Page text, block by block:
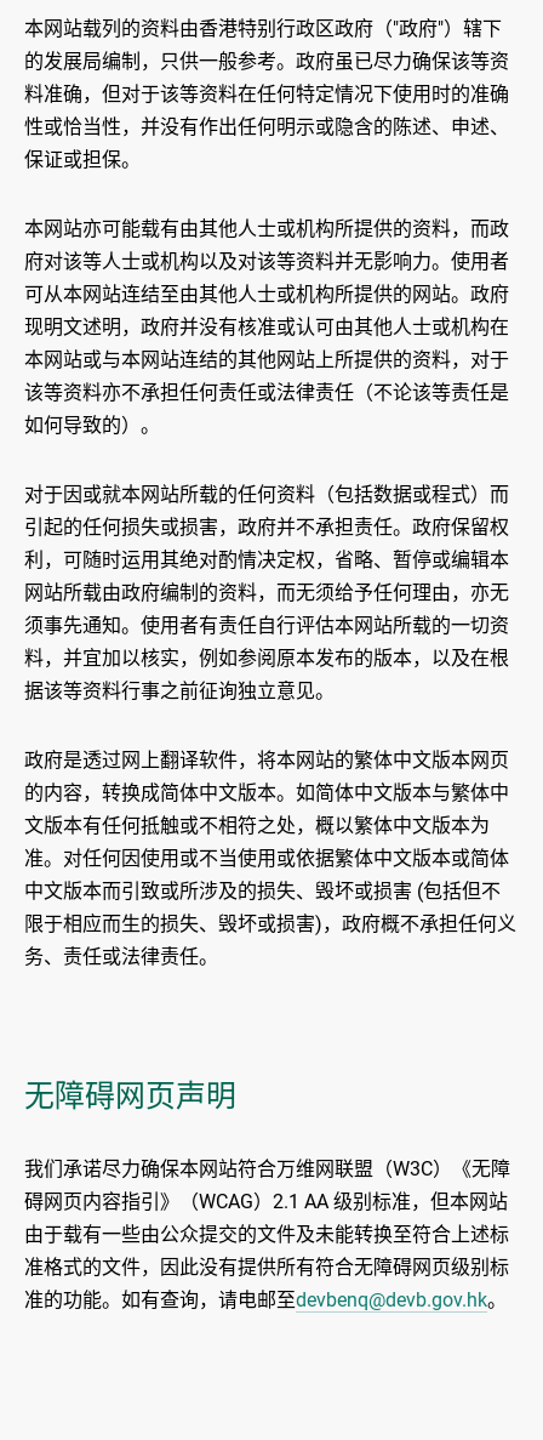
本网站载列的资料由香港特别行政区政府（"政府"）辖下
的发展局编制，只供一般参考。政府虽已尽力确保该等资
料准确，但对于该等资料在任何特定情况下使用时的准确
性或恰当性，并没有作出任何明示或隐含的陈述、申述、
保证或担保。
本网站亦可能载有由其他人士或机构所提供的资料，而政
府对该等人士或机构以及对该等资料并无影响力。使用者
可从本网站连结至由其他人士或机构所提供的网站。政府
现明文述明，政府并没有核准或认可由其他人士或机构在
本网站或与本网站连结的其他网站上所提供的资料，对于
该等资料亦不承担任何责任或法律责任（不论该等责任是
如何导致的）。
对于因或就本网站所载的任何资料（包括数据或程式）而
引起的任何损失或损害，政府并不承担责任。政府保留权
利，可随时运用其绝对酌情决定权，省略、暂停或编辑本
网站所载由政府编制的资料，而无须给予任何理由，亦无
须事先通知。使用者有责任自行评估本网站所载的一切资
料，并宜加以核实，例如参阅原本发布的版本，以及在根
据该等资料行事之前征询独立意见。
政府是透过网上翻译软件，将本网站的繁体中文版本网页
的内容，转换成简体中文版本。如简体中文版本与繁体中
文版本有任何抵触或不相符之处，概以繁体中文版本为
准。对任何因使用或不当使用或依据繁体中文版本或简体
中文版本而引致或所涉及的损失、毁坏或损害 (包括但不
限于相应而生的损失、毁坏或损害)，政府概不承担任何义
务、责任或法律责任。
无障碍网页声明
我们承诺尽力确保本网站符合万维网联盟（W3C）《无障
碍网页内容指引》（WCAG）2.1 AA 级别标准，但本网站
由于载有一些由公众提交的文件及未能转换至符合上述标
准格式的文件，因此没有提供所有符合无障碍网页级别标
准的功能。如有查询，请电邮至devbenq@devb.gov.hk。